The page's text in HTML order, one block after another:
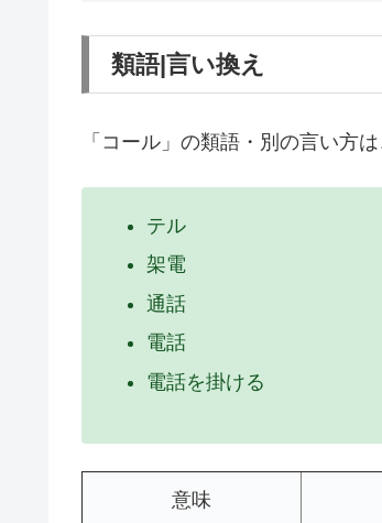
類語|言い換え
「コール」の類語・別の言い方
テル
架電
通話
電話
電話を掛ける
意味